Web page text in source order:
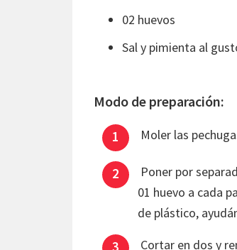
02 huevos
Sal y pimienta al
Modo de preparación:
Moler las
Poner por
01 huevo a cada
de plástico,
Cortar en dos y